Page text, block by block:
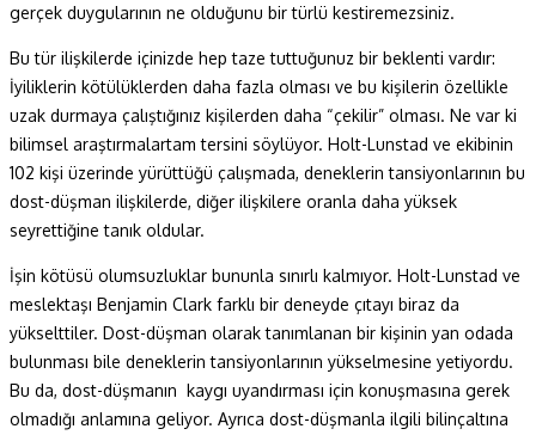
gerçek duygularının ne olduğunu bir türlü kestiremezsiniz.
Bu tür ilişkilerde içinizde hep taze tuttuğunuz bir beklenti vardır:
İyiliklerin kötülüklerden daha fazla olması ve bu kişilerin özellikle
uzak durmaya çalıştığınız kişilerden daha “çekilir” olması. Ne var ki
bilimsel araştırmalartam tersini söylüyor. Holt-Lunstad ve ekibinin
102 kişi üzerinde yürüttüğü çalışmada, deneklerin tansiyonlarının bu
dost-düşman ilişkilerde, diğer ilişkilere oranla daha yüksek
seyrettiğine tanık oldular.
İşin kötüsü olumsuzluklar bununla sınırlı kalmıyor. Holt-Lunstad ve
meslektaşı Benjamin Clark farklı bir deneyde çıtayı biraz da
yükselttiler. Dost-düşman olarak tanımlanan bir kişinin yan odada
bulunması bile deneklerin tansiyonlarının yükselmesine yetiyordu.
Bu da, dost-düşmanın kaygı uyandırması için konuşmasına gerek
olmadığı anlamına geliyor. Ayrıca dost-düşmanla ilgili bilinçaltına